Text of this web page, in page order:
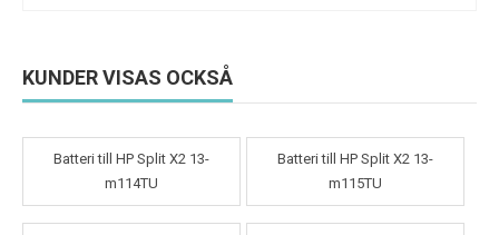
KUNDER VISAS OCKSÅ
Batteri till HP Split X2 13-
m114TU
Batteri till HP Split X2 13-
m115TU